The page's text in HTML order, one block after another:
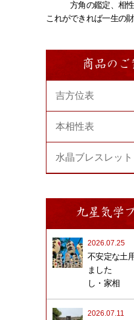
方角の鑑定、相
これができれば一生の
商品のご
吉方位表
本相性表
水晶ブレスレット
九星気学
2026.07.25
不安定な土
ました
し・家相
2026.07.11